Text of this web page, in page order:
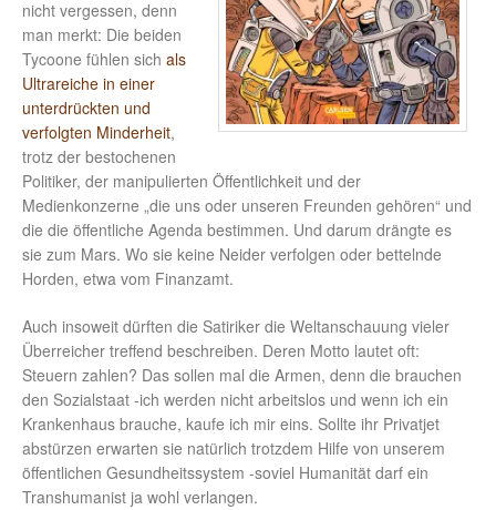
nicht vergessen, denn
man merkt: Die beiden
Tycoone fühlen sich als
Ultrareiche in einer
unterdrückten und
verfolgten Minderheit,
trotz der bestochenen
Politiker, der manipulierten Öffentlichkeit und der
Medienkonzerne „die uns oder unseren Freunden gehören“ und
die die öffentliche Agenda bestimmen. Und darum drängte es
sie zum Mars. Wo sie keine Neider verfolgen oder bettelnde
Horden, etwa vom Finanzamt.
Auch insoweit dürften die Satiriker die Weltanschauung vieler
Überreicher treffend beschreiben. Deren Motto lautet oft:
Steuern zahlen? Das sollen mal die Armen, denn die brauchen
den Sozialstaat -ich werden nicht arbeitslos und wenn ich ein
Krankenhaus brauche, kaufe ich mir eins. Sollte ihr Privatjet
abstürzen erwarten sie natürlich trotzdem Hilfe von unserem
öffentlichen Gesundheitssystem -soviel Humanität darf ein
Transhumanist ja wohl verlangen.